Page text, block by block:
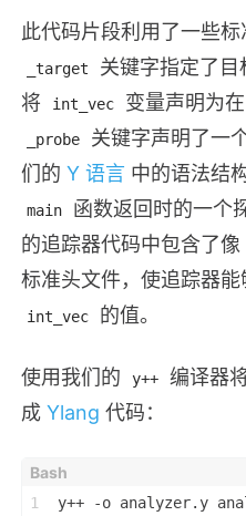
此代码片段利用了一些
_target
关键字指定了
将
int_vec 变量声明为
_probe
关键字声明了一
们的 Y 语言 中的语法结
main
函数返回时的一个
的追踪器代码中包含了像
标准头文件，使追踪器
int_vec 的值。
使用我们的 y++ 编译器
成 Ylang 代码：
1 y++ -o analyzer.y